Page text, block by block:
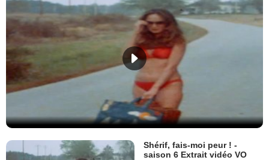
Shérif, fais-moi peur ! -
saison 6 Extrait vidéo VO